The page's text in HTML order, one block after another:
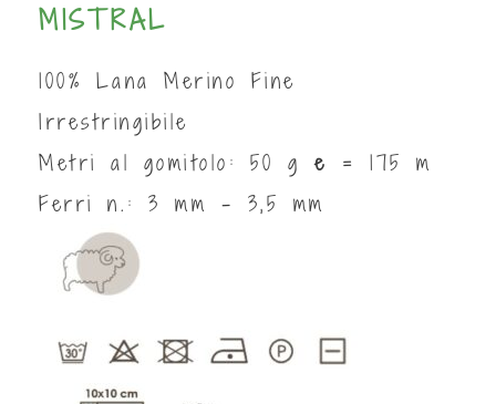
MISTRAL
100% Lana Merino Fine
Irrestringibile
Metri al gomitolo: 50 ge = 175 m
Ferri n.: 3 mm - 3,5 mm